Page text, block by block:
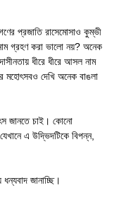
প্রজাতি রাসেমোসাও কুম্ভী
নাম গ্রহণ করা ভালো নয়? অনেক
ধীরে ধীরে আসল নাম
মহোৎসবও দেখি অনেক বাঙলা
জানতে চাই। কোনো
এ উদ্ভিদটিকে বিপন্ন,
জানাচ্ছি।